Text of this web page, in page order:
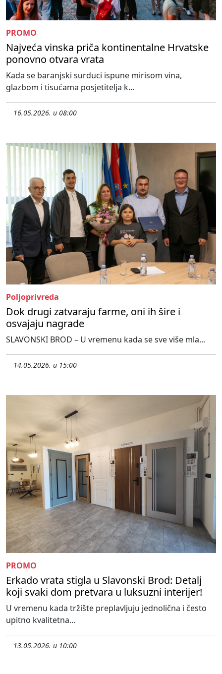
PROMO
Najveća vinska priča kontinentalne Hrvatske
ponovno otvara vrata
Kada se baranjski surduci ispune mirisom vina,
glazbom i tisućama posjetitelja k...
16.05.2026. u 08:00
Poljoprivreda
Dok drugi zatvaraju farme, oni ih šire i
osvajaju nagrade
SLAVONSKI BROD – U vremenu kada se sve više mla...
14.05.2026. u 15:00
PROMO
Erkado vrata stigla u Slavonski Brod: Detalj
koji svaki dom pretvara u luksuzni interijer!
U vremenu kada tržište preplavljuju jednolična i često
upitno kvalitetna...
13.05.2026. u 10:00